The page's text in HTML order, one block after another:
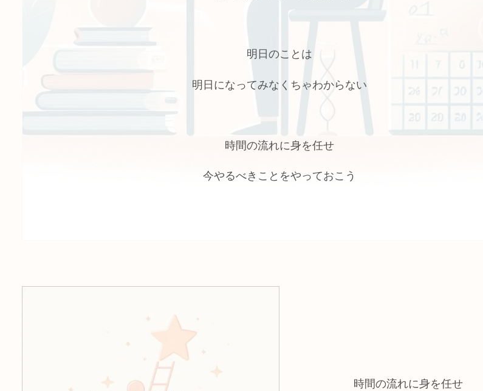
明日のことは
明日になってみなくちゃわからない
時間の流れに身を任せ
今やるべきことをやっておこう
時間の流れに身を任せ